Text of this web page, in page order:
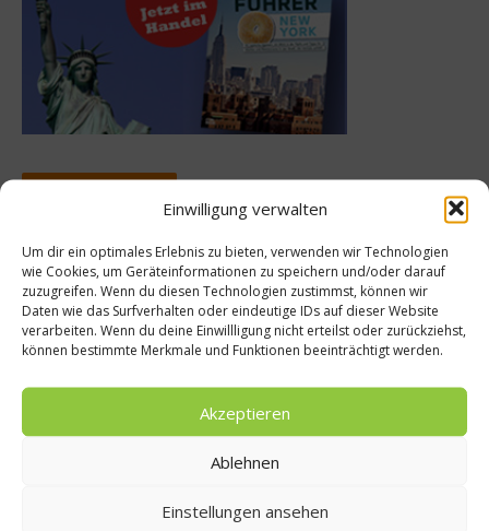
Einwilligung verwalten
Um dir ein optimales Erlebnis zu bieten, verwenden wir Technologien
wie Cookies, um Geräteinformationen zu speichern und/oder darauf
zuzugreifen. Wenn du diesen Technologien zustimmst, können wir
Daten wie das Surfverhalten oder eindeutige IDs auf dieser Website
verarbeiten. Wenn du deine Einwillligung nicht erteilst oder zurückziehst,
können bestimmte Merkmale und Funktionen beeinträchtigt werden.
Akzeptieren
Ablehnen
Einstellungen ansehen
Brotkruste auf Tomatenconfit und
gefüllten Poveraden
Schweinebratenkruste